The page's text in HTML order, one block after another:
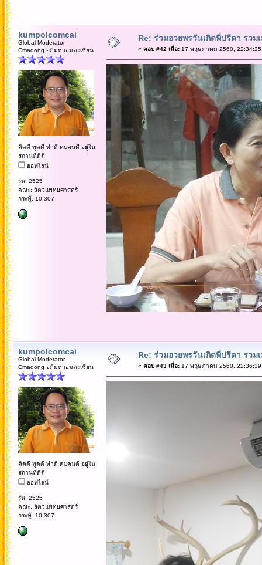
kumpolcomcai
Global Moderator
Cmadong อภิมหาอมตะเซียน
คิดดี พูดดี ทำดี คบคนดี อยู่ใน
สถานที่ดีดี
ออฟไลน์
รุ่น: 2525
คณะ: สัตวแพทยศาสตร์
กระทู้: 10,307
Re: ร่วมอวยพรวันเกิดพี่ปรีดา รวม
« ตอบ #42 เมื่อ:17 พฤษภาคม 2560, 22:34:25
kumpolcomcai
Global Moderator
Cmadong อภิมหาอมตะเซียน
คิดดี พูดดี ทำดี คบคนดี อยู่ใน
สถานที่ดีดี
ออฟไลน์
รุ่น: 2525
คณะ: สัตวแพทยศาสตร์
กระทู้: 10,307
Re: ร่วมอวยพรวันเกิดพี่ปรีดา รวม
« ตอบ #43 เมื่อ:17 พฤษภาคม 2560, 22:36:39